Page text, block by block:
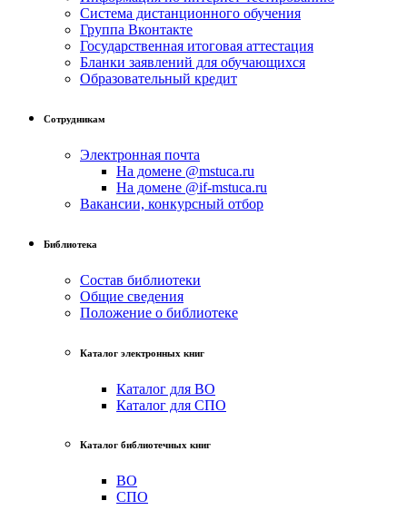
Система дистанционного обучения
Группа Вконтакте
Государственная итоговая аттестация
Бланки заявлений для обучающихся
Образовательный кредит
Сотрудникам
Электронная почта
На домене @mstuca.ru
На домене @if-mstuca.ru
Вакансии, конкурсный отбор
Библиотека
Состав библиотеки
Общие сведения
Положение о библиотеке
Каталог электронных книг
Каталог для ВО
Каталог для СПО
Каталог библиотечных книг
ВО
СПО